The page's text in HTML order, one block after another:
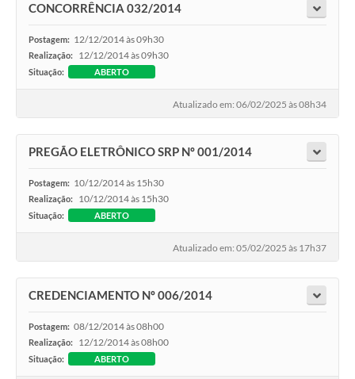
CONCORRÊNCIA 032/2014
Postagem: 12/12/2014 às 09h30
Realização: 12/12/2014 às 09h30
Situação: ABERTO
Atualizado em: 06/02/2025 às 08h34
PREGÃO ELETRÔNICO SRP Nº 001/2014
Postagem: 10/12/2014 às 15h30
Realização: 10/12/2014 às 15h30
Situação: ABERTO
Atualizado em: 05/02/2025 às 17h37
CREDENCIAMENTO Nº 006/2014
Postagem: 08/12/2014 às 08h00
Realização: 12/12/2014 às 08h00
Situação: ABERTO